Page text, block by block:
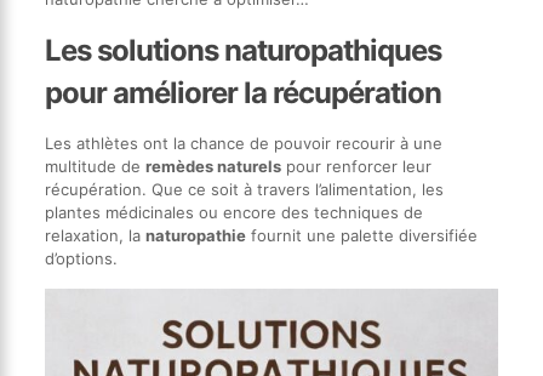
Les solutions naturopathiques
pour améliorer la récupération
Les athlètes ont la chance de pouvoir recourir à une
multitude de remèdes naturelspour renforcer leur
récupération. Que ce soit à travers l’alimentation, les
plantes médicinales ou encore des techniques de
relaxation, la naturopathiefournit une palette diversifiée
d’options.